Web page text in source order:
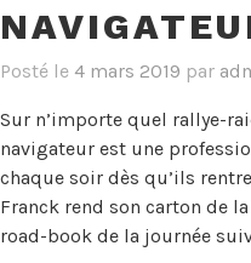
Posté le 4 mars 2019 par
Sur n’importe quel rallye-
navigateur est une
chaque soir dès qu’ils
Franck rend son carton de
road-book de la journée